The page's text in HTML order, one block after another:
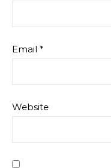
Email *
Website